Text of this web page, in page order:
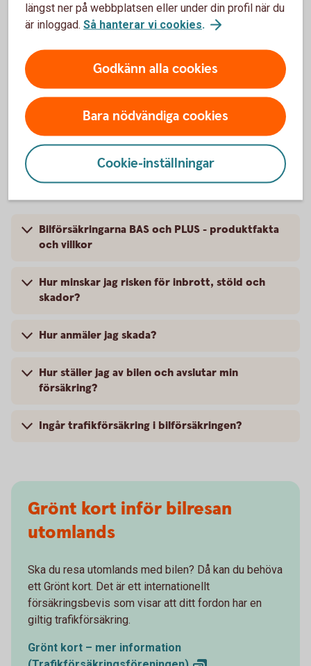
Ingen självrisk vid djurkollision och
skadegörelse
Nej Ja
Ingen självrisk vid kollision med
utlandsregistrerat fordon
Våra bilförsäkringar –
produktfakta och villkor
Bilförsäkringarna BAS och PLUS - produktfakta
och villkor
Hur minskar jag risken för inbrott, stöld och
skador?
Hur anmäler jag skada?
Hur ställer jag av bilen och avslutar min
försäkring?
Ingår trafikförsäkring i bilförsäkringen?
Grönt kort inför bilresan
utomlands
Ska du resa utomlands med bilen? Då kan du behöva
ett Grönt kort. Det är ett internationellt
försäkringsbevis som visar att ditt fordon har en
giltig trafikförsäkring.
Grönt kort – mer information
längst ner på webbplatsen eller under din profil när du
är inloggad. Så hanterar vi cookies.
Godkänn alla cookies
Bara nödvändiga cookies
Cookie-inställningar